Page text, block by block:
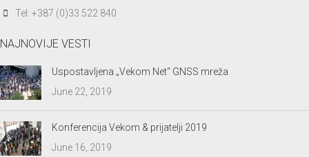
Tel: +387 (0)33 522 840
NAJNOVIJE VESTI
Uspostavljena „Vekom Net“ GNSS mreža
June 22, 2019
Konferencija Vekom & prijatelji 2019
June 16, 2019